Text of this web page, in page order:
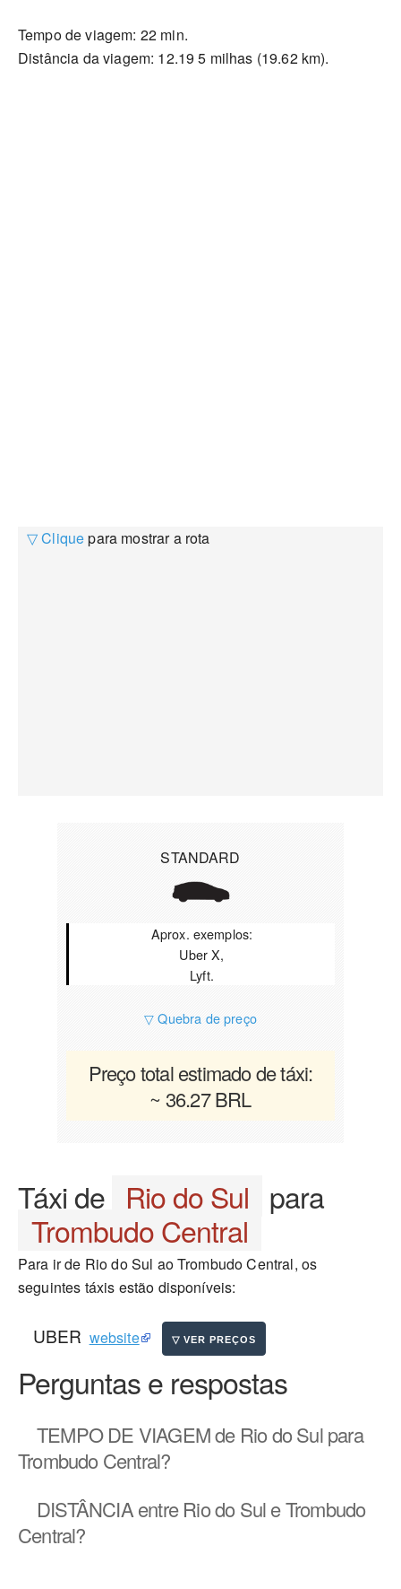
Tempo de viagem: 22 min.
Distância da viagem: 12.19 5 milhas (19.62 km).
▽ Cliquepara mostrar a rota
STANDARD
Aprox. exemplos:
Uber X,
Lyft.
▽ Quebra de preço
Preço total estimado de táxi:
~ 36.27 BRL
Táxi de Rio do Sul para
Trombudo Central
Para ir de Rio do Sul ao Trombudo Central, os
seguintes táxis estão disponíveis:
UBER website
Perguntas e respostas
TEMPO DE VIAGEMde Rio do Sul para
Trombudo Central?
DISTÂNCIAentre Rio do Sul e Trombudo
Central?